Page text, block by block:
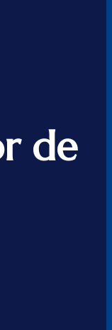
de